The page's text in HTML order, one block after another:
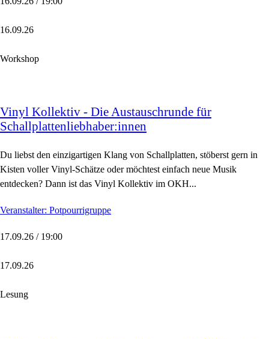
16.09.26
Workshop
Vinyl Kollektiv - Die Austauschrunde für
Schallplattenliebhaber:innen
Du liebst den einzigartigen Klang von Schallplatten, stöberst gern in
Kisten voller Vinyl-Schätze oder möchtest einfach neue Musik
entdecken? Dann ist das Vinyl Kollektiv im OKH...
Veranstalter: Potpourrigruppe
17.09.26 / 19:00
17.09.26
Lesung